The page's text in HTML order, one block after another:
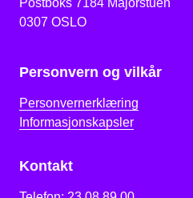
Postboks 7184 Majorstuen
0307 OSLO
Personvern og vilkår
Personvernerklæring
Informasjonskapsler
Kontakt